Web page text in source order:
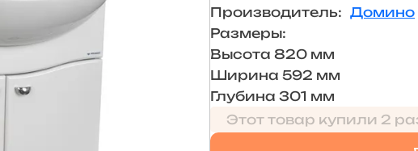
Производитель: Домино
Размеры:
Высота 820 мм
Ширина 592 мм
Глубина 301 мм
Этот товар купили 2